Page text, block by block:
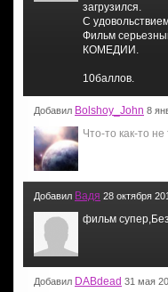
загрузился.
С
Фильм
КОМЕДИИ.
10баллов.
Добавил Bolshoy_John 8
Что-то как-то
Добавил Вадя 28 октября
фильм
Добавил DABdead 31 мая